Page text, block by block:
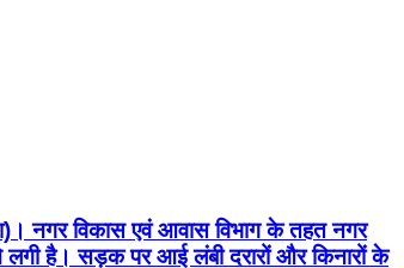
नगर विकास एवं आवास विभाग के तहत नगर
है। सड़क पर आई लंबी दरारों और किनारों के